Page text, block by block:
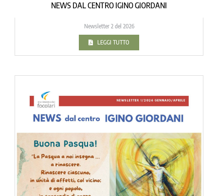
NEWS DAL CENTRO IGINO GIORDANI
Newsletter 2 del 2026
LEGGI TUTTO